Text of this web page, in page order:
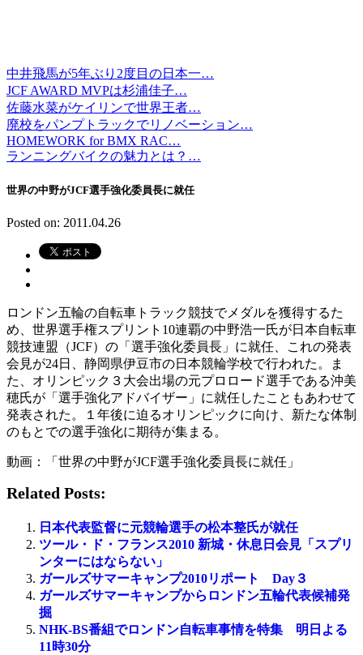
中井飛馬が5年ぶり2度目の日本一…
JCF AWARD MVPは杉浦佳子…
佐藤水菜がケイリンで世界王者…
廃校をパンプトラックでリノベーション…
HOMEWORK for BMX RAC…
ランニングバイクの魅力とは？…
世界の中野がJCF選手強化委員長に就任
Posted on: 2011.04.26
ロンドン五輪の自転車トラック競技でメダルを獲得するた
め、世界選手権スプリント10連覇の中野浩一氏が日本自転車
競技連盟（JCF）の「選手強化委員長」に就任、これの発表
会見が24日、静岡県伊豆市の日本競輪学校で行われた。ま
た、オリンピック３大会出場の元プロロード選手である沖美
穂氏が「選手強化アドバイザー」に就任したこともあわせて
発表された。１年後に迫るオリンピックに向け、新たな体制
のもとでの選手強化に期待が集まる。
動画：「世界の中野がJCF選手強化委員長に就任」
Related Posts:
日本代表監督に元競輪選手の松本整氏が就任
ツール・ド・フランス2010 新城・休息日会見「スプリ
ンターにはならない」
ガールズサマーキャンプ2010リポート Day３
ガールズサマーキャンプからロンドン五輪代表候補発
掘
NHK-BS番組でロンドン自転車事情を特集 明日よる
11時30分